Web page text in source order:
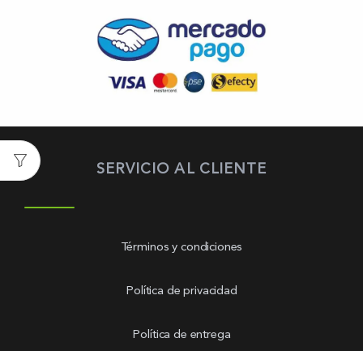
SERVICIO AL CLIENTE
Términos y condiciones
Política de privacidad
Política de entrega